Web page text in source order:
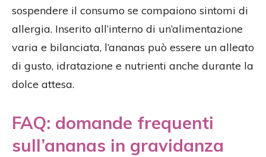
sospendere il consumo se compaiono sintomi di
allergia. Inserito all’interno di un’alimentazione
varia e bilanciata, l’ananas può essere un alleato
di gusto, idratazione e nutrienti anche durante la
dolce attesa.
FAQ: domande frequenti
sull’ananas in gravidanza